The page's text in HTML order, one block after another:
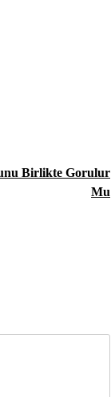
Birlikte Gorulur
Mu